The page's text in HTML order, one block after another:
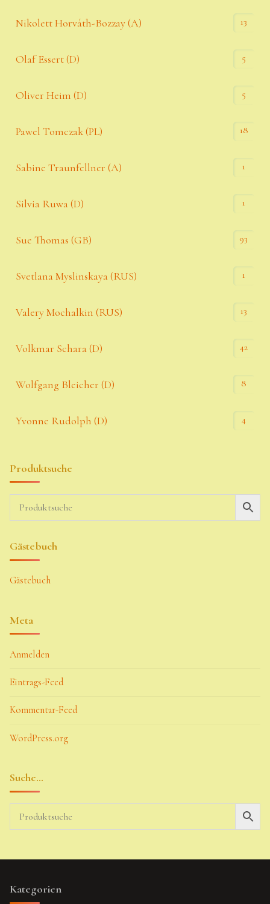
Nikolett Horváth-Bozzay (A) 13
Olaf Essert (D) 5
Oliver Heim (D) 5
Pawel Tomczak (PL) 18
Sabine Traunfellner (A) 1
Silvia Ruwa (D) 1
Sue Thomas (GB) 93
Svetlana Myslinskaya (RUS) 1
Valery Mochalkin (RUS) 13
Volkmar Schara (D) 42
Wolfgang Bleicher (D) 8
Yvonne Rudolph (D) 4
Produktsuche
Gästebuch
Gästebuch
Meta
Anmelden
Eintrags-Feed
Kommentar-Feed
WordPress.org
Suche…
Kategorien